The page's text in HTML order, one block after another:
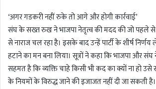
‘अगर गडकरी नहीं रुके तो आगे और होगी कार्रवाई’
संघ के सख्त रुख ने भाजपा नेतृत्व की मदद की जो पहले से
से नाराज चल रहा है। इसके बाद उन्हें पार्टी के शीर्ष
हटाने का मन बना लिया। सूत्रों ने कहा कि भाजपा और
सहमत है कि व्यक्ति चाहे किसी भी कद का क्यों ना हो
के नियमों के विरुद्ध जाने की इजाजत नहीं दी जा सकती है।